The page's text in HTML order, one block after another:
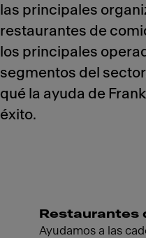
las principales
restaurantes de
los principales
segmentos del
qué la ayuda de
éxito.
Restaurantes
Ayudamos a las